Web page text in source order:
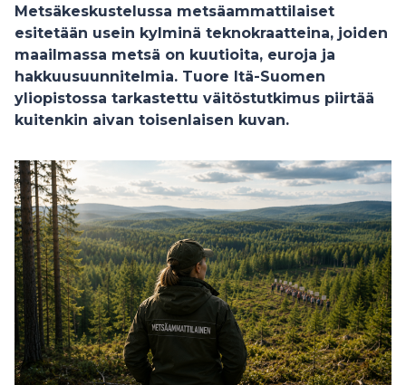
Metsäkeskustelussa metsäammattilaiset
esitetään usein kylminä teknokraatteina, joiden
maailmassa metsä on kuutioita, euroja ja
hakkuusuunnitelmia. Tuore Itä-Suomen
yliopistossa tarkastettu väitöstutkimus piirtää
kuitenkin aivan toisenlaisen kuvan.